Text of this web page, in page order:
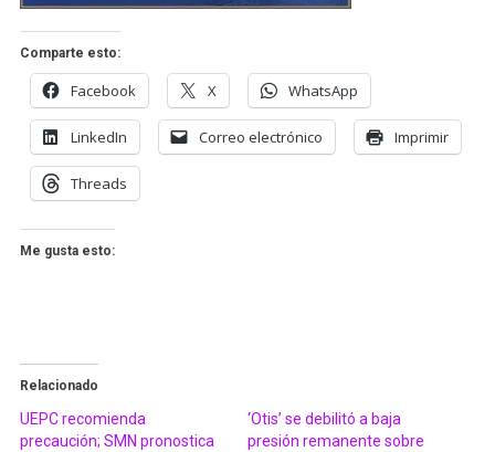
Comparte esto:
Facebook X WhatsApp
LinkedIn Correo electrónico Imprimir
Threads
Me gusta esto:
Relacionado
UEPC recomienda
precaución; SMN pronostica
‘Otis’ se debilitó a baja
presión remanente sobre